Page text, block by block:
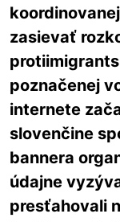
zasievať
poznačenej
internete
slovenčine
bannera
údajne
presťahovali